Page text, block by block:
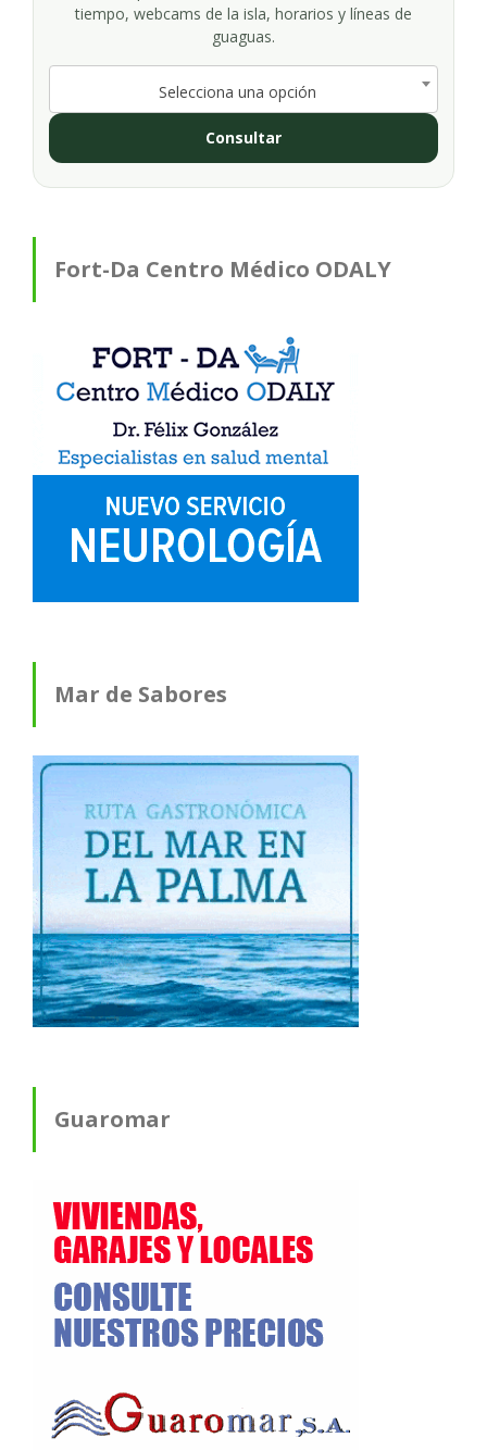
tiempo, webcams de la isla, horarios y líneas de
guaguas.
Selecciona una opción
Consultar
Fort-Da Centro Médico ODALY
Mar de Sabores
Guaromar